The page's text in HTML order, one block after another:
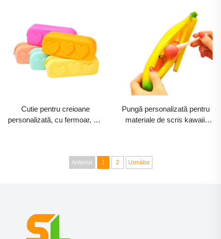
alimentelor
pentru menținerea prospeteții
alimentelor, inclusiv pungi
pentru stocarea laptelui
matern
Cutie pentru creioane
personalizată, cu fermoar, din
pentru monede, geantă
Pungă personalizată pentru
materiale de scris kawaii,
cutie pentru creioane pentru
Anterior 1 2 Următor